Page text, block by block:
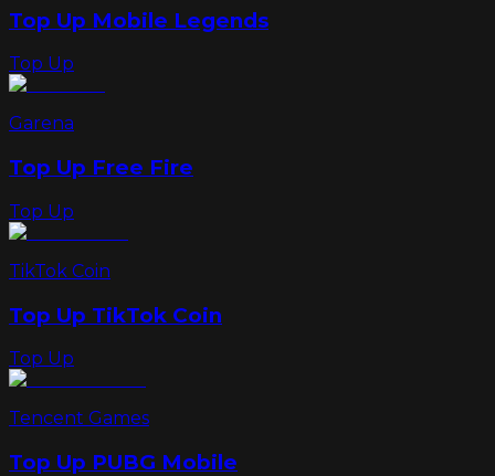
Top Up Mobile Legends
Top Up
Garena
Top Up Free Fire
Top Up
TikTok Coin
Top Up TikTok Coin
Top Up
Tencent Games
Top Up PUBG Mobile